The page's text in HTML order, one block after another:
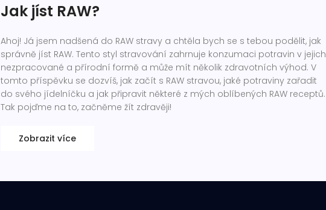
Jak jíst RAW?
Ahoj! Já jsem nadšená do RAW stravy a chtěla bych se s tebou podělit, jak
správně jíst RAW. Tento styl stravování zahrnuje konzumaci potravin v jejich
nezpracované a přírodní formě a může mít několik zdravotních výhod. V
tomto příspěvku se dozvíš, jak začít s RAW stravou, jaké potraviny zařadit
do svého jídelníčku a jak připravit některé z mých oblíbených RAW receptů.
Tak pojďme na to, začněme žít zdravěji!
Zobrazit více